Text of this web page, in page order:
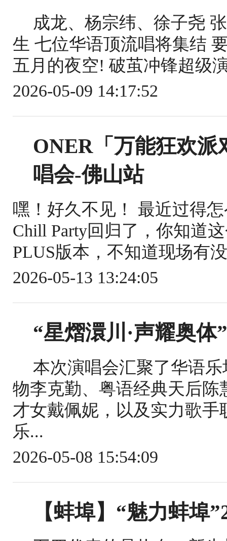
成龙、杨宗纬、徐子尧
生 七位华语顶流唱将集结
五月的夜空! 破茧冲锋超级
2026-05-09 14:17:52
ONER「万能狂欢
唱会-佛山站
嘿！好久不见！ 最近过得
Chill Party回归了，你知道
PLUS版本，不知道现场有
2026-05-13 13:24:05
“星熠澴川·声耀奥体
本次演唱会汇聚了华语
物李克勤、粤语经典天后
才女戴佩妮，以及实力歌
乐...
2026-05-08 15:54:09
【蚌埠】“魅力蚌埠